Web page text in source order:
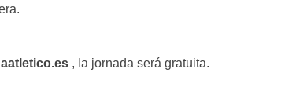
, la jornada será gratuita.